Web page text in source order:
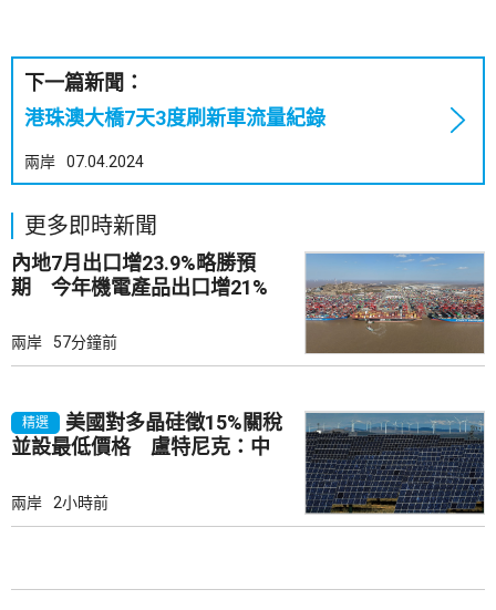
下一篇新聞：
港珠澳大橋7天3度刷新車流量紀錄
兩岸 07.04.2024
更多即時新聞
內地7月出口增23.9%略勝預
期 今年機電產品出口增21%
兩岸 57分鐘前
精選
美國對多晶硅徵15%關稅
並設最低價格 盧特尼克：中
兩岸 2小時前